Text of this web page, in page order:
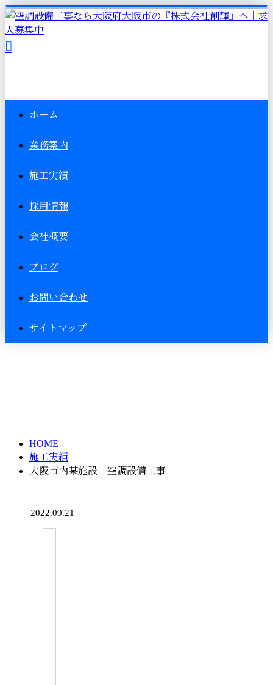
ホーム
業務案内
施工実績
採用情報
会社概要
ブログ
お問い合わせ
サイトマップ
HOME
施工実績
大阪市内某施設 空調設備工事
2022.09.21